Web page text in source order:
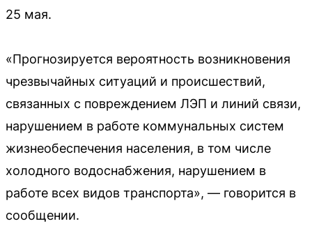
25 мая.
«Прогнозируется вероятность возникновения
чрезвычайных ситуаций и происшествий,
связанных с повреждением ЛЭП и линий связи,
нарушением в работе коммунальных систем
жизнеобеспечения населения, в том числе
холодного водоснабжения, нарушением в
работе всех видов транспорта», — говорится в
сообщении.